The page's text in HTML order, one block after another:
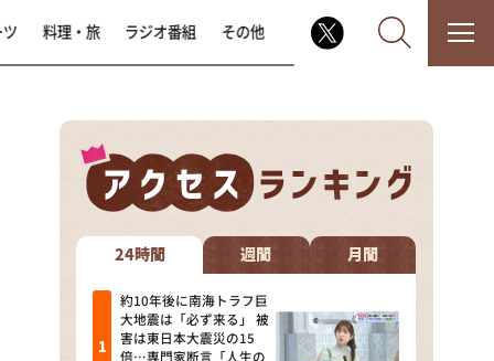
なるみ・岡村の過ぎるTV
相席食堂
これ余談なんですけど・・・
～人生密着トークバラエティ！
料理・旅 ラジオ番組 その他
24時間 週間 月間
約10年後に南海トラフ巨
大地震は「必ず来る」 被
害は東日本大震災の15
倍…専門家断言「人生の